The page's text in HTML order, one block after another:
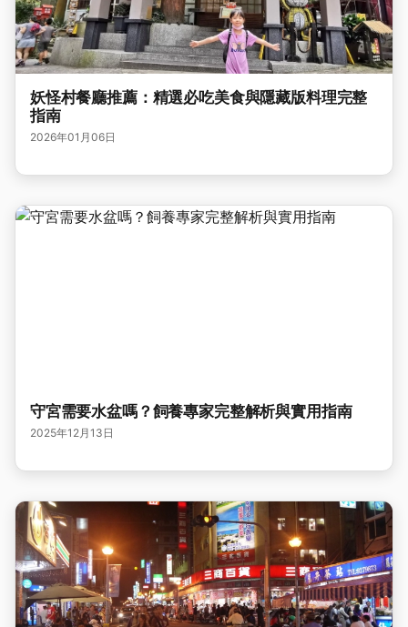
妖怪村餐廳推薦：精選必吃美食與隱藏版料理完整
指南
2026年01月06日
守宮需要水盆嗎？飼養專家完整解析與實用指南
2025年12月13日